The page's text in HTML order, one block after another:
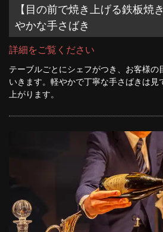
【目の前で焼き上げる鉄板焼
やかな手さばき
詳細をご覧ください
テーブルごとにシェフがつき、お客様の
いきます。軽やかで丁寧な手さばきは見
上がります。